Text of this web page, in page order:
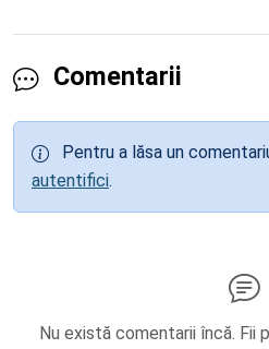
Comentarii
Pentru a lăsa un
autentifici.
Nu există comentarii încă. Fii